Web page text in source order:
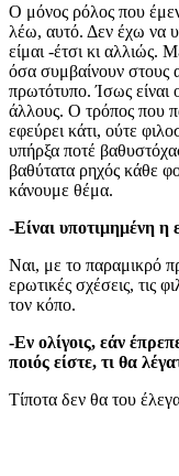
Ο μόνος ρόλος που
λέω, αυτό. Δεν έχω να
είμαι -έτσι κι αλλιώς.
όσα συμβαίνουν στους
πρωτότυπο. Ίσως είναι
άλλους. Ο τρόπος που
εφεύρει κάτι, ούτε
υπήρξα ποτέ
βαθύτατα ρηχός κάθε
κάνουμε θέμα.
-Είναι υποτιμημένη η
Ναι, με το παραμικρό
ερωτικές σχέσεις, τις
τον κόπο.
-Εν ολίγοις, εάν
ποιός είστε, τι θα
Τίποτα δεν θα του